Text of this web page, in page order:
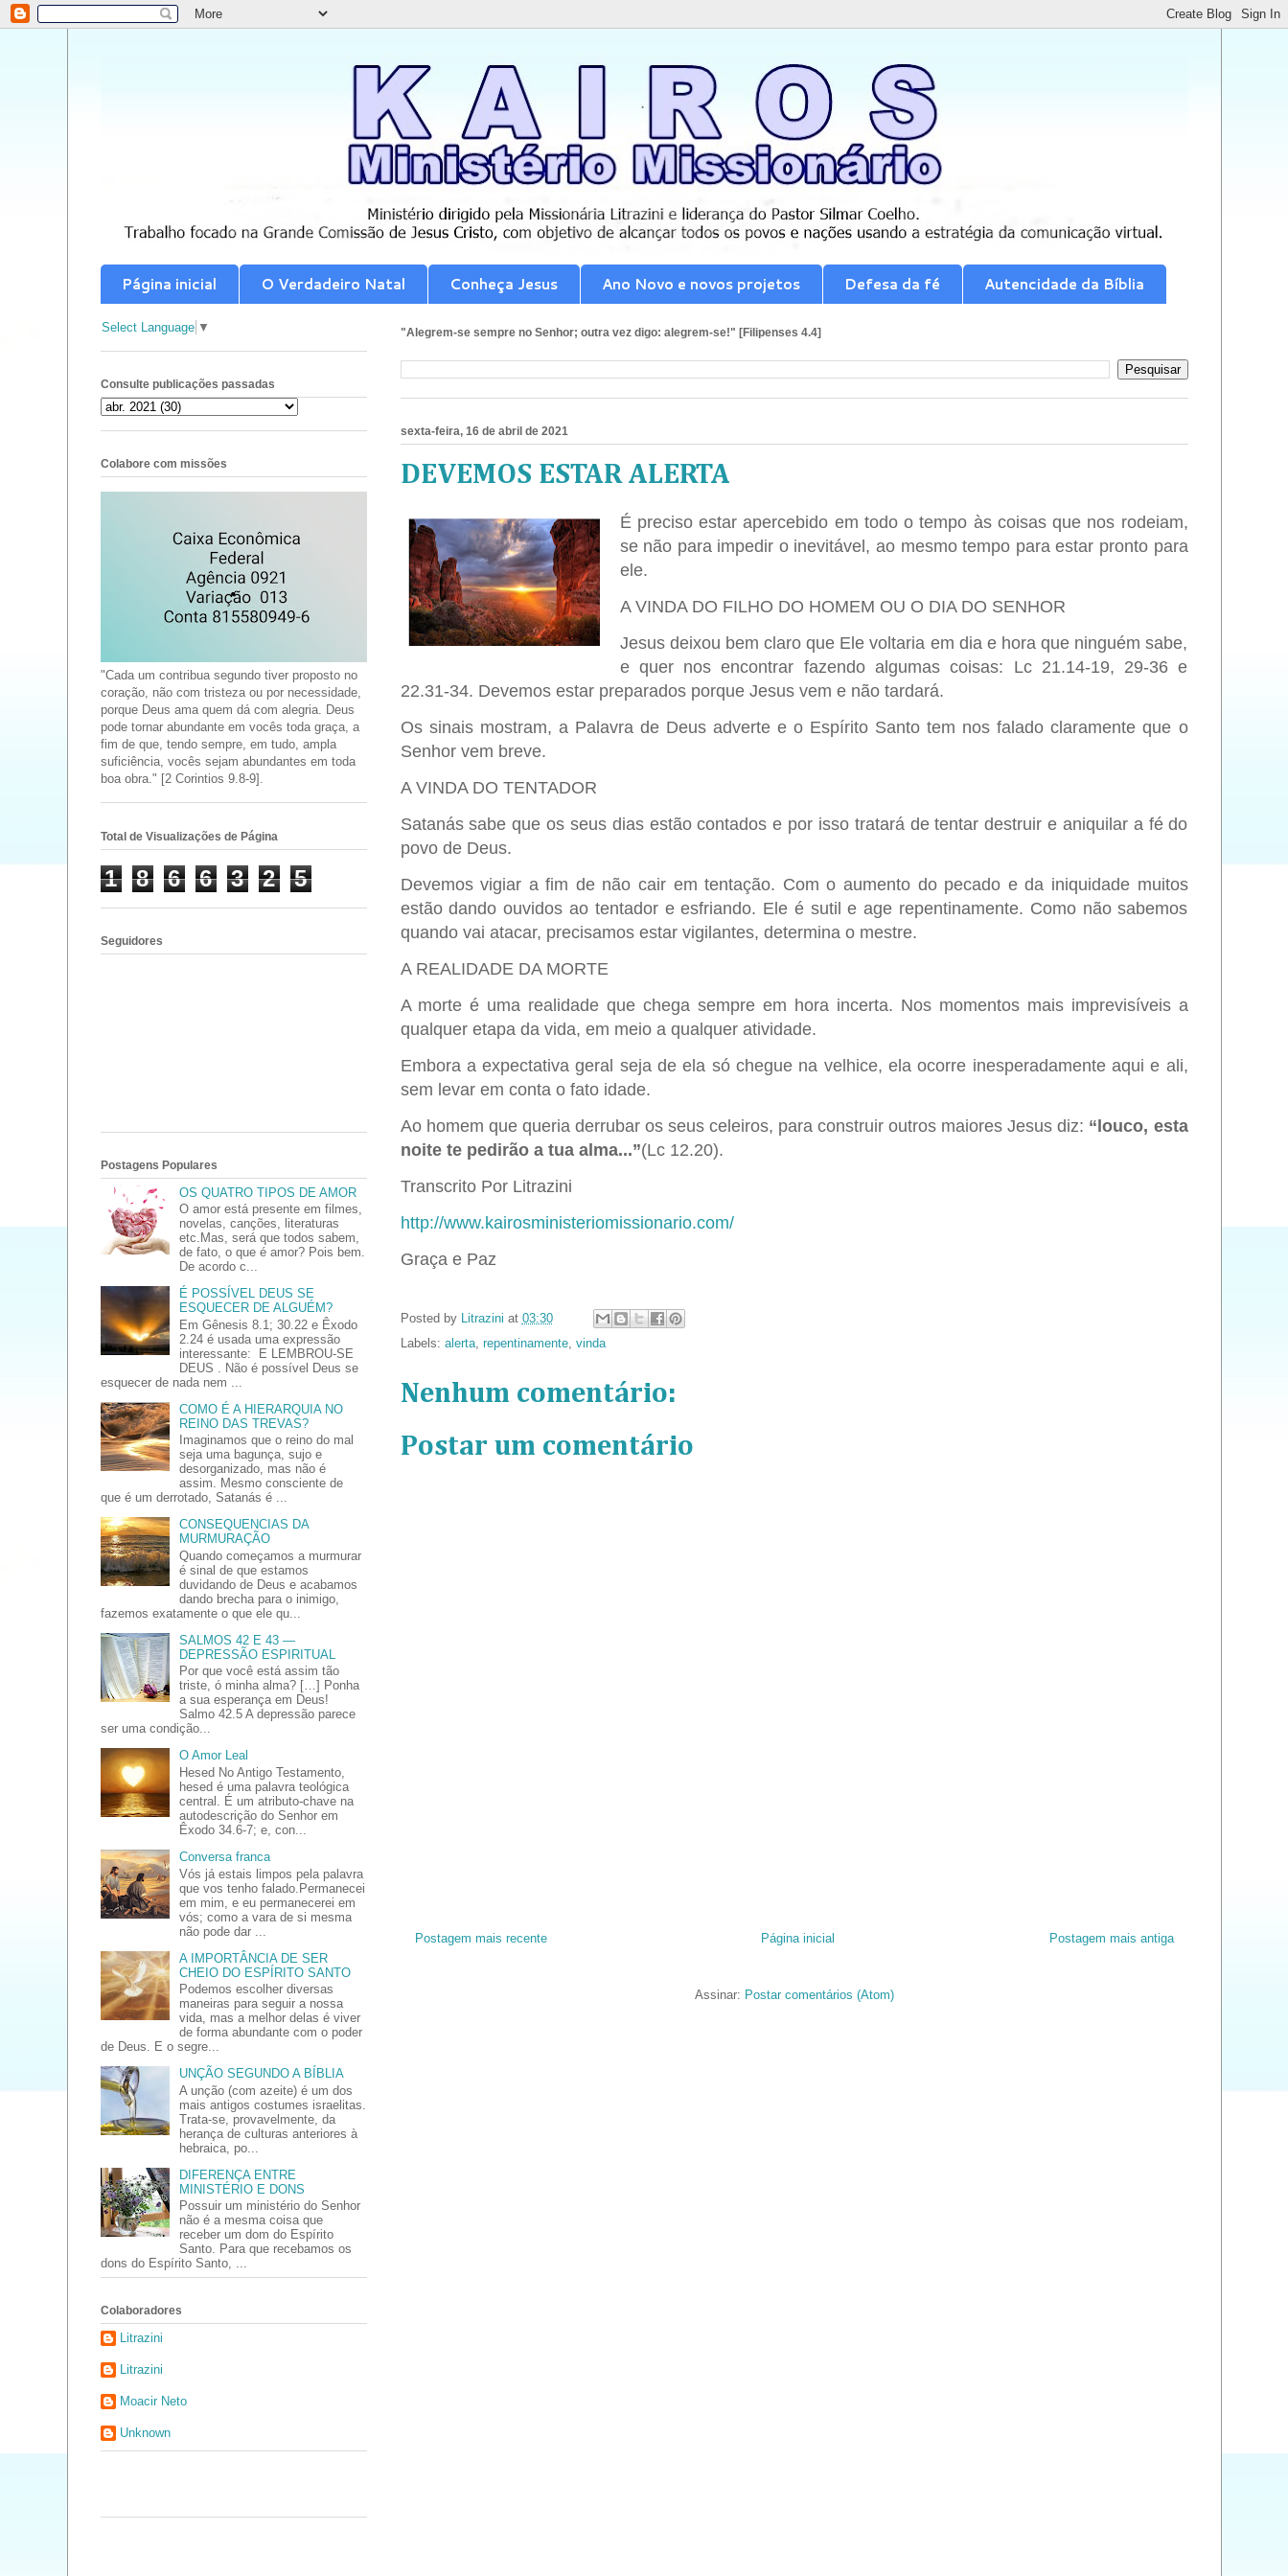
Página inicial O Verdadeiro Natal Conheça Jesus Ano Novo e novos projetos Defesa da fé Autencidade da Bíblia
"Alegrem-se sempre no Senhor; outra vez digo: alegrem-se!" [Filipenses 4.4]
sexta-feira, 16 de abril de 2021
DEVEMOS ESTAR ALERTA
É preciso estar apercebido em todo o tempo às coisas que nos rodeiam,
se não para impedir o inevitável, ao mesmo tempo para estar pronto para
ele.
A VINDA DO FILHO DO HOMEM OU O DIA DO SENHOR
Jesus deixou bem claro que Ele voltaria em dia e hora que ninguém sabe,
e quer nos encontrar fazendo algumas coisas: Lc 21.14-19, 29-36 e
22.31-34. Devemos estar preparados porque Jesus vem e não tardará.
Os sinais mostram, a Palavra de Deus adverte e o Espírito Santo tem nos falado claramente que o
Senhor vem breve.
A VINDA DO TENTADOR
Satanás sabe que os seus dias estão contados e por isso tratará de tentar destruir e aniquilar a fé do
povo de Deus.
Devemos vigiar a fim de não cair em tentação. Com o aumento do pecado e da iniquidade muitos
estão dando ouvidos ao tentador e esfriando. Ele é sutil e age repentinamente. Como não sabemos
quando vai atacar, precisamos estar vigilantes, determina o mestre.
A REALIDADE DA MORTE
A morte é uma realidade que chega sempre em hora incerta. Nos momentos mais imprevisíveis a
qualquer etapa da vida, em meio a qualquer atividade.
Embora a expectativa geral seja de ela só chegue na velhice, ela ocorre inesperadamente aqui e ali,
sem levar em conta o fato idade.
Ao homem que queria derrubar os seus celeiros, para construir outros maiores Jesus diz: “louco, esta
noite te pedirão a tua alma...”(Lc 12.20).
Transcrito Por Litrazini
http://www.kairosministeriomissionario.com/
Graça e Paz
Posted by Litrazini at 03:30
Labels: alerta, repentinamente, vinda
Nenhum comentário:
Postar um comentário
Postagem mais recente Postagem mais antiga
Página inicial
Assinar: Postar comentários (Atom)
Select Language ▼
Consulte publicações passadas
Colabore com missões
"Cada um contribua segundo tiver proposto no
coração, não com tristeza ou por necessidade,
porque Deus ama quem dá com alegria. Deus
pode tornar abundante em vocês toda graça, a
fim de que, tendo sempre, em tudo, ampla
suficiência, vocês sejam abundantes em toda
boa obra." [2 Corintios 9.8-9].
Total de Visualizações de Página
1 8 6 6 3 2 5
Seguidores
Postagens Populares
OS QUATRO TIPOS DE AMOR
O amor está presente em filmes,
novelas, canções, literaturas
etc.Mas, será que todos sabem,
de fato, o que é amor? Pois bem.
De acordo c...
É POSSÍVEL DEUS SE
ESQUECER DE ALGUÉM?
Em Gênesis 8.1; 30.22 e Êxodo
2.24 é usada uma expressão
interessante: E LEMBROU-SE
DEUS . Não é possível Deus se
esquecer de nada nem ...
COMO É A HIERARQUIA NO
REINO DAS TREVAS?
Imaginamos que o reino do mal
seja uma bagunça, sujo e
desorganizado, mas não é
assim. Mesmo consciente de
que é um derrotado, Satanás é ...
CONSEQUENCIAS DA
MURMURAÇÃO
Quando começamos a murmurar
é sinal de que estamos
duvidando de Deus e acabamos
dando brecha para o inimigo,
fazemos exatamente o que ele qu...
SALMOS 42 E 43 —
DEPRESSÃO ESPIRITUAL
Por que você está assim tão
triste, ó minha alma? […] Ponha
a sua esperança em Deus!
Salmo 42.5 A depressão parece
ser uma condição...
O Amor Leal
Hesed No Antigo Testamento,
hesed é uma palavra teológica
central. É um atributo-chave na
autodescrição do Senhor em
Êxodo 34.6-7; e, con...
Conversa franca
Vós já estais limpos pela palavra
que vos tenho falado.Permanecei
em mim, e eu permanecerei em
vós; como a vara de si mesma
não pode dar ...
A IMPORTÂNCIA DE SER
CHEIO DO ESPÍRITO SANTO
Podemos escolher diversas
maneiras para seguir a nossa
vida, mas a melhor delas é viver
de forma abundante com o poder
de Deus. E o segre...
UNÇÃO SEGUNDO A BÍBLIA
A unção (com azeite) é um dos
mais antigos costumes israelitas.
Trata-se, provavelmente, da
herança de culturas anteriores à
hebraica, po...
DIFERENÇA ENTRE
MINISTÉRIO E DONS
Possuir um ministério do Senhor
não é a mesma coisa que
receber um dom do Espírito
Santo. Para que recebamos os
dons do Espírito Santo, ...
Colaboradores
Litrazini
Litrazini
Moacir Neto
Unknown